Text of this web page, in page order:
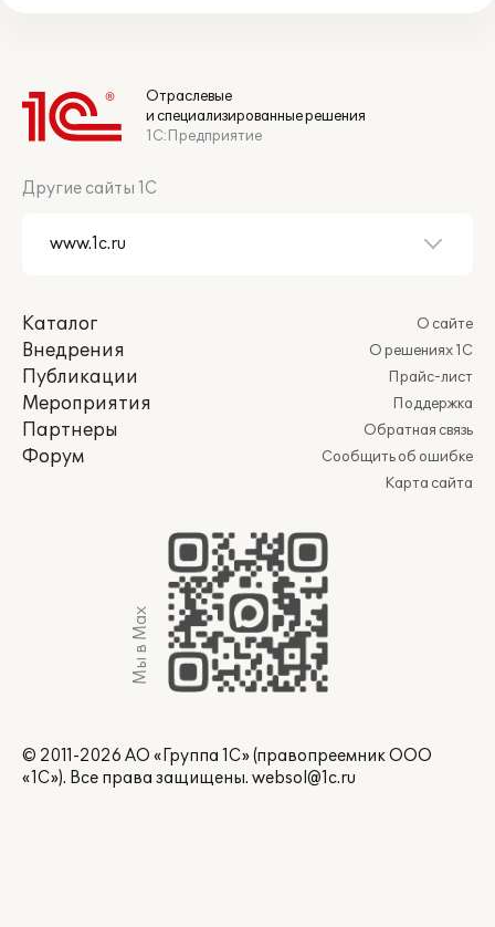
Отраслевые
и специализированные решения
1С:Предприятие
Другие сайты 1С
Каталог
Внедрения
Публикации
Мероприятия
Партнеры
Форум
О сайте
О решениях 1С
Прайс-лист
Поддержка
Обратная связь
Сообщить об ошибке
Карта сайта
Мы в Max
© 2011-2026 АО «Группа 1С» (правопреемник ООО
«1С»). Все права защищены. websol@1c.ru